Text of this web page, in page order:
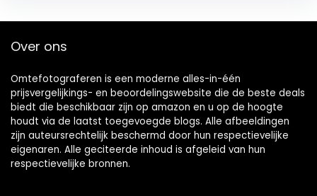
Over ons
Omtefotograferen is een moderne alles-in-één
prijsvergelijkings- en beoordelingswebsite die de beste deals
biedt die beschikbaar zijn op amazon en u op de hoogte
houdt via de laatst toegevoegde blogs. Alle afbeeldingen
zijn auteursrechtelijk beschermd door hun respectievelijke
eigenaren. Alle geciteerde inhoud is afgeleid van hun
respectievelijke bronnen.